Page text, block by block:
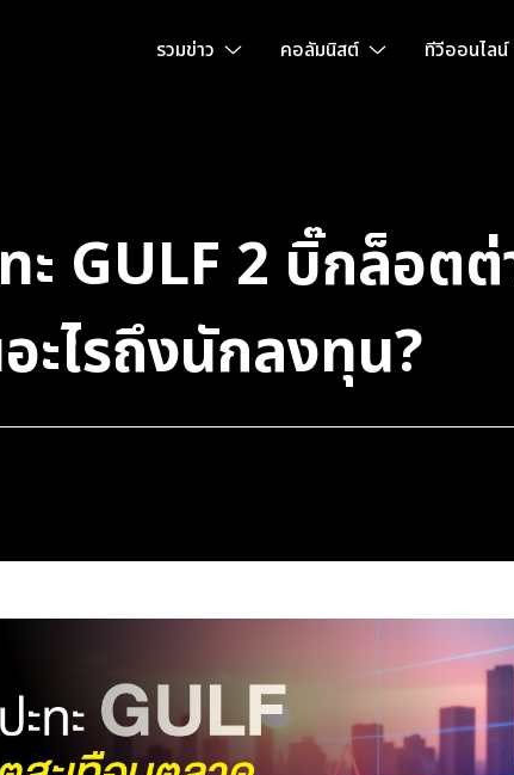
รวมข่าว คอลัมนิสต์ ทีวีออนไลน์
ะ GULF 2 บิ๊กล็อต
ไรถึงนักลงทุน?